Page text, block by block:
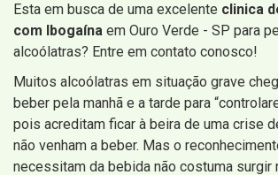
Esta em busca de uma excelente clinica
com Ibogaína em Ouro Verde - SP para
alcoólatras? Entre em contato conosco!
Muitos alcoólatras em situação grave
beber pela manhã e a tarde para
pois acreditam ficar à beira de uma crise
não venham a beber. Mas o
necessitam da bebida não costuma surgir